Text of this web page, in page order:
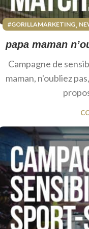
#GORILLAMARKETING,
papa maman
Campagne de
maman, n'oubliez